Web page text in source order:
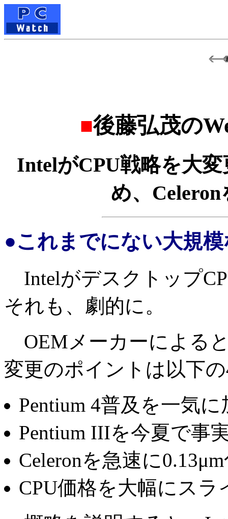
■後藤弘茂の
IntelがCPU戦略を大
め、
●これまでにない大規
Intelがデスクトップ
それも、劇的に。
OEMメーカーによる
変更のポイントは以下
Pentium 4普及を一気に
Pentium IIIを今夏で事
Celeronを急速に
CPU価格を大幅にスラ